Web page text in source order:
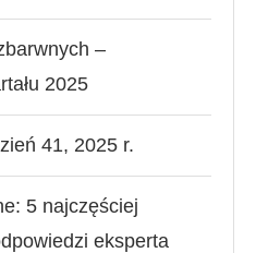
–
2025
41, 2025 r.
5 najczęściej
eksperta